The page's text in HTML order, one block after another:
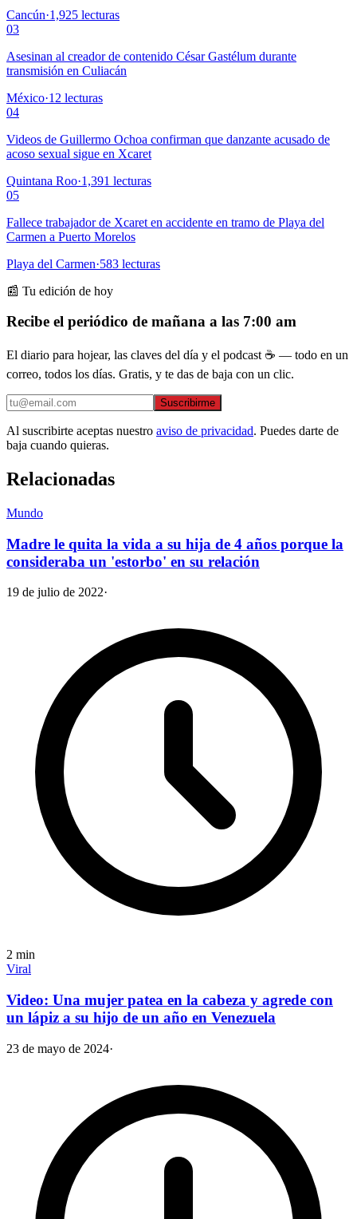
Cancún·1,925 lecturas
03
Asesinan al creador de contenido César Gastélum durante
transmisión en Culiacán
México·12 lecturas
04
Videos de Guillermo Ochoa confirman que danzante acusado de
acoso sexual sigue en Xcaret
Quintana Roo·1,391 lecturas
05
Fallece trabajador de Xcaret en accidente en tramo de Playa del
Carmen a Puerto Morelos
Playa del Carmen·583 lecturas
📰 Tu edición de hoy
Recibe el periódico de mañana a las 7:00 am
El diario para hojear, las claves del día y el podcast ☕ — todo en un
correo, todos los días. Gratis, y te das de baja con un clic.
Suscribirme
Al suscribirte aceptas nuestro aviso de privacidad. Puedes darte de
baja cuando quieras.
Relacionadas
Mundo
Madre le quita la vida a su hija de 4 años porque la
consideraba un 'estorbo' en su relación
19 de julio de 2022·
2 min
Viral
Video: Una mujer patea en la cabeza y agrede con
un lápiz a su hijo de un año en Venezuela
23 de mayo de 2024·